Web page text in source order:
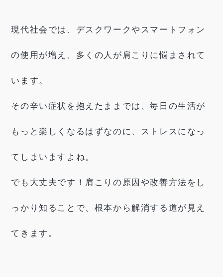
現代社会では、デスクワークやスマートフォン
の使用が増え、多くの人が肩こりに悩まされて
います。
その辛い症状を抱えたままでは、毎日の生活が
もっと楽しくなるはずなのに、ストレスになっ
てしまいますよね。
でも大丈夫です！肩こりの原因や改善方法をし
っかり知ることで、根本から解消する道が見え
てきます。